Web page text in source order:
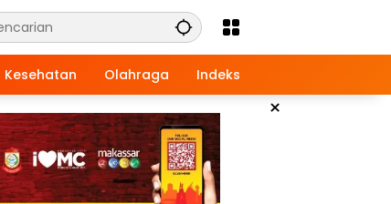
Kesehatan Olahraga Indeks
×